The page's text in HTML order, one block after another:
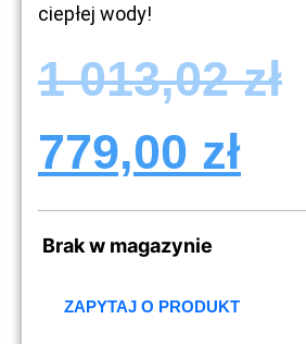
ciepłej wody!
1 013,02zł
779,00 zł
Brak w magazynie
ZAPYTAJ O PRODUKT